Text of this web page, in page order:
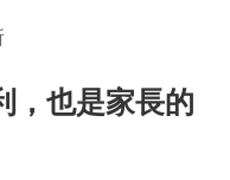
，也是家長的